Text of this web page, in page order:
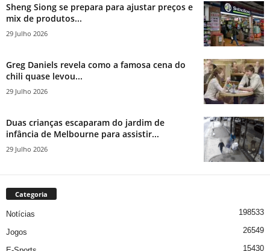
Sheng Siong se prepara para ajustar preços e
mix de produtos...
29 Julho 2026
Greg Daniels revela como a famosa cena do
chili quase levou...
29 Julho 2026
Duas crianças escaparam do jardim de
infância de Melbourne para assistir...
29 Julho 2026
Categoria
Notícias 198533
Jogos 26549
15430